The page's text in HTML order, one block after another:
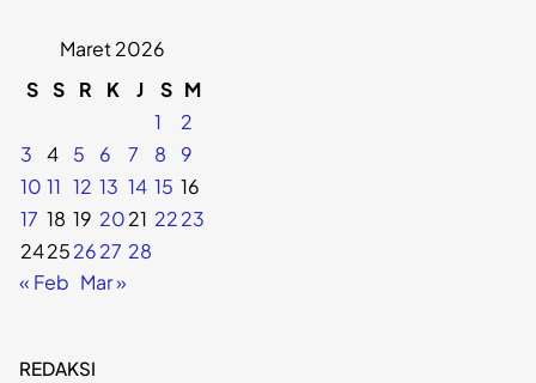
Maret 2026
S S R K J S M
1
2
3
4 5 6 7 8
9
10 11 12 13 14 15 16
17 18 19 2021 2223
24252627 28
« Feb Mar »
REDAKSI